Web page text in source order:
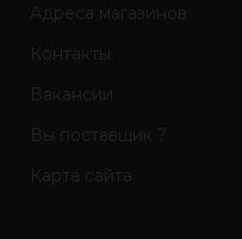
Адреса магазинов
Контакты
Вакансии
Вы поставщик ?
Карта сайта